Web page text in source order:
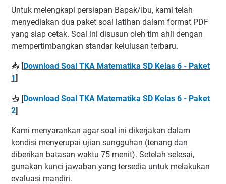
Untuk melengkapi persiapan Bapak/Ibu, kami telah
menyediakan dua paket soal latihan dalam format PDF
yang siap cetak. Soal ini disusun oleh tim ahli dengan
mempertimbangkan standar kelulusan terbaru.
📥 [Download Soal TKA Matematika SD Kelas 6 - Paket
1]
📥 [Download Soal TKA Matematika SD Kelas 6 - Paket
2]
Kami menyarankan agar soal ini dikerjakan dalam
kondisi menyerupai ujian sungguhan (tenang dan
diberikan batasan waktu 75 menit). Setelah selesai,
gunakan kunci jawaban yang tersedia untuk melakukan
evaluasi mandiri.